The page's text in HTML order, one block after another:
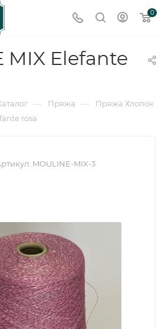
0
MIX Elefante
— Пряжа — Пряжа Хлопок
rosa
MOULINE-MIX-3